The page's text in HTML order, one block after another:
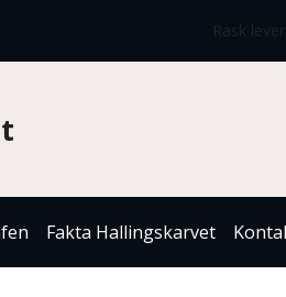
Rask
Fakta Hallingskarvet